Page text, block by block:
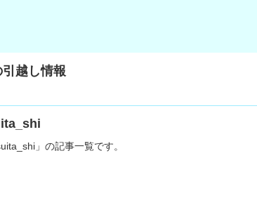
越し情報
」の記事一覧です。